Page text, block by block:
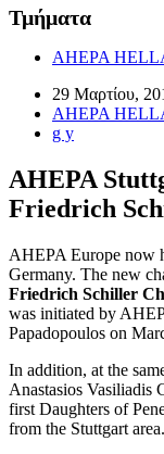
Τμήματα
AHEPA
29 Μαρτίου,
AHEPA
g y
AHEPA
Friedrich
AHEPA Europe now
Germany. The new
Friedrich Schiller
was initiated by
Papadopoulos on
In addition, at the
Anastasios Vasiliadis
first Daughters of
from the Stuttgart area.